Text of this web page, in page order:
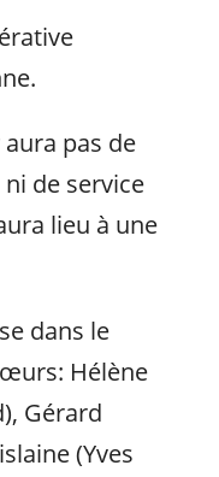
aura pas de
de service
lieu à une
dans le
Hélène
Gérard
(Yves